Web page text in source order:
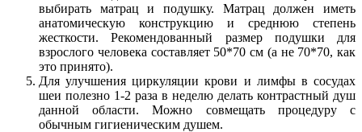
выбирать матрац и подушку. Матрац должен иметь
анатомическую конструкцию и среднюю степень
жесткости. Рекомендованный размер подушки для
взрослого человека составляет 50*70 см (а не 70*70, как
это принято).
Для улучшения циркуляции крови и лимфы в сосудах
шеи полезно 1-2 раза в неделю делать контрастный душ
данной области. Можно совмещать процедуру с
обычным гигиеническим душем.